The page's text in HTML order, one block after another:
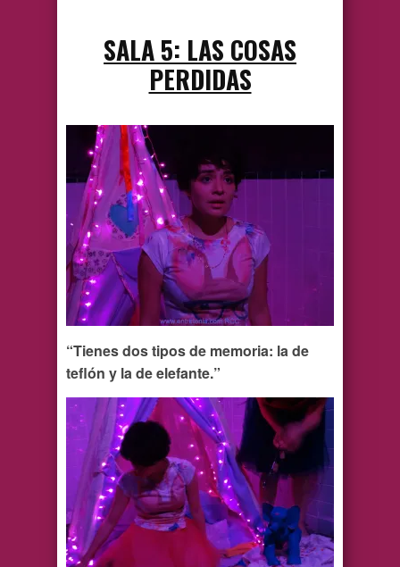
SALA 5: LAS COSAS
PERDIDAS
“Tienes dos tipos de memoria: la de
teflón y la de elefante.”